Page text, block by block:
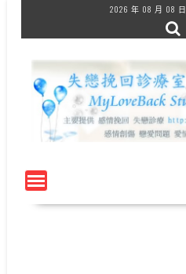
content
2026 年 08 月 08 日